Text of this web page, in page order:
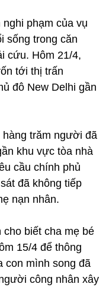
phạm của vụ
sống trong căn
cứu. Hôm 21/4,
tới thị trấn
đô New Delhi gần
hàng trăm người đã
khu vực tòa nhà
cầu chính phủ
đã không tiếp
nạn nhân.
cho biết cha mẹ bé
15/4 để thông
con mình song đã
công nhân xây